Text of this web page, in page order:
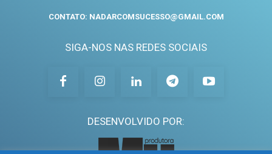
CONTATO: NADARCOMSUCESSO@GMAIL.COM
SIGA-NOS NAS REDES SOCIAIS
DESENVOLVIDO POR: